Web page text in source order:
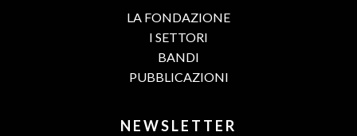
LA FONDAZIONE
I SETTORI
BANDI
PUBBLICAZIONI
NEWSLETTER